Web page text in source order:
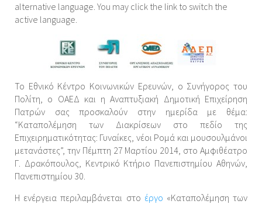
alternative language. You may click the link to switch the
active language.
Το Εθνικό Κέντρο Κοινωνικών Ερευνών, ο Συνήγορος του
Πολίτη, ο ΟΑΕΔ και η Αναπτυξιακή Δημοτική Επιχείρηση
Πατρών σας προσκαλούν στην ημερίδα με θέμα:
“Καταπολέμηση των Διακρίσεων στο πεδίο της
Επιχειρηματικότητας: Γυναίκες, νέοι Ρομά και μουσουλμάνοι
μετανάστες”, την Πέμπτη 27 Μαρτίου 2014, στο Αμφιθέατρο
Γ. Δρακόπουλος, Κεντρικό Κτήριο Πανεπιστημίου Αθηνών,
Πανεπιστημίου 30.
Η ενέργεια περιλαμβάνεται στο έργο «Καταπολέμηση των